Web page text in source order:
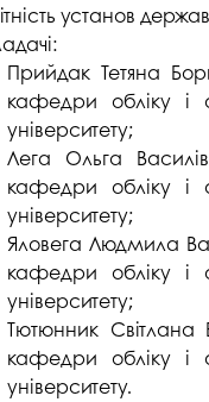
установ
Прийдак Тетяна
кафедри обліку і
університету;
Лега Ольга
кафедри обліку і
університету;
Яловега Людмила
кафедри обліку і
університету;
Тютюнник
кафедри обліку і
університету.